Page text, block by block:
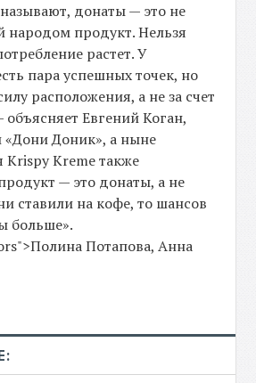
донаты — это не
продукт. Нельзя
растет. У
пара успешных точек, но
расположения, а не за счет
объясняет Евгений Коган,
«Дони Доник», а ныне
Kreme также
— это донаты, а не
ставили на кофе, то шансов
больше».
Потапова, Анна